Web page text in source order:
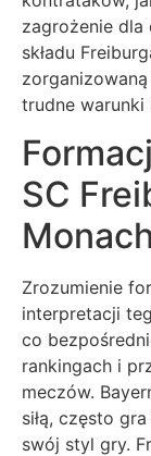
zagrożenie dla
składu
trudne
SC
Zrozumienie
interpretacji
co
rankingach i
meczów.
siłą, często
swój styl gry.